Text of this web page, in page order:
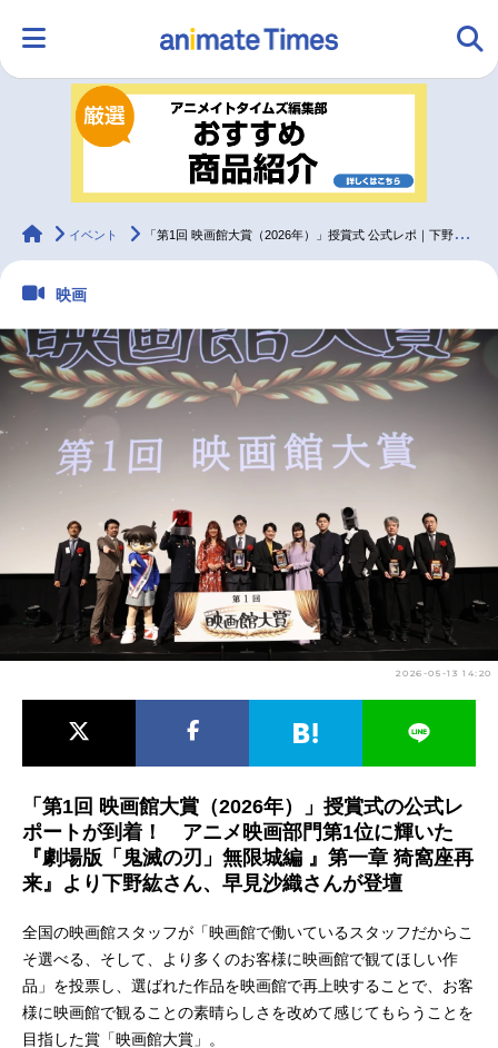
ランキング アニメ
ラジオ
2.5次元 配信・Vtuber トレンド 無料マンガ
最新記事一覧
アニメ記事一覧
アニメ映画一覧 実写化映画一覧
今期アニメ曜日別一覧
春アニメ 夏アニメ
男性声優/女性声優一覧
animateTimes
イベント 「第1回 映画館大賞（2026年）」授賞式 公式レポ｜下野紘、早見沙織ら登壇
映画
2026-05-13 14:20
「第1回 映画館大賞（2026年）」授賞式の公式レ
ポートが到着！ アニメ映画部門第1位に輝いた
『劇場版「鬼滅の刃」無限城編 』第一章 猗窩座再
来』より下野紘さん、早見沙織さんが登壇
全国の映画館スタッフが「映画館で働いているスタッフだからこ
そ選べる、そして、より多くのお客様に映画館で観てほしい作
品」を投票し、選ばれた作品を映画館で再上映することで、お客
様に映画館で観ることの素晴らしさを改めて感じてもらうことを
目指した賞「映画館大賞」。